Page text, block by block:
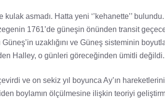
asmadı. Hatta yeni ‘’kehanette’’
1761’de güneşin önünden transit
uzaklığını ve Güneş sisteminin
Halley, o günleri göreceğinden ümitli değildi.
ve on sekiz yıl boyunca Ay’ın hareketlerini
boylamın ölçülmesine ilişkin teoriyi